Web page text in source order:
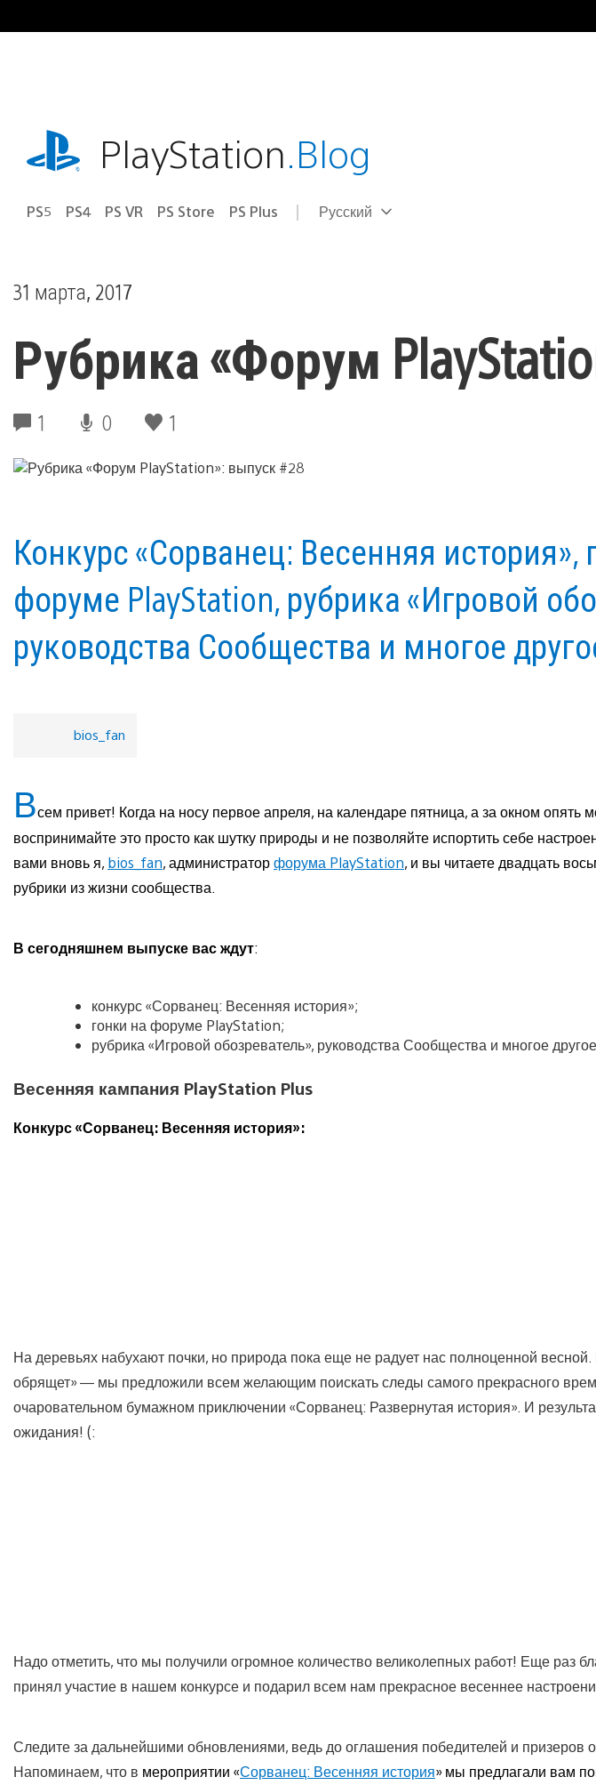
к
playstation.comPlayStation.Blog
PS5 PS4 PS VR PS Store PS Plus Выбор
Выбранный
Русский
31 марта, 2017
Рубрика «Форум
1 0 1
Конкурс «Сорванец: Весенняя история»,
форуме PlayStation, рубрика «Игровой
руководства Сообщества и многое
bios_fan
Всем привет! Когда на носу первое апреля, на календаре пятница, а за окном опять
воспринимайте это просто как шутку природы и не позволяйте испортить себе
вами вновь я, bios_fan, администраторфорума PlayStation, и вы читаете двадцать
рубрики из жизни сообщества.
В сегодняшнем выпуске вас ждут:
конкурс «Сорванец: Весенняя история»;
гонки на форуме PlayStation;
рубрика «Игровой обозреватель», руководства Сообщества и многое
Весенняя кампания PlayStation Plus
Конкурс «Сорванец: Весенняя история»:
На деревьях набухают почки, но природа пока еще не радует нас полноценной
обрящет» — мы предложили всем желающим поискать следы самого прекрасного
очаровательном бумажном приключении «Сорванец: Развернутая история». И
ожидания! (:
Надо отметить, что мы получили огромное количество великолепных работ! Еще раз
принял участие в нашем конкурсе и подарил всем нам прекрасное весеннее
Следите за дальнейшими обновлениями, ведь до оглашения победителей и призеров
Напоминаем, что в мероприятии «Сорванец: Весенняя история» мы предлагали вам